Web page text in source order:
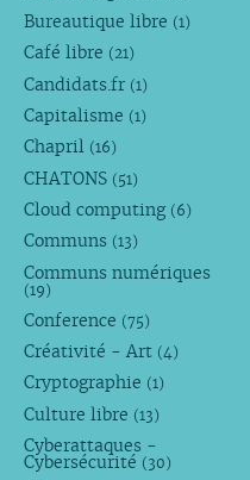
Bureautique libre (1)
Café libre (21)
Candidats.fr (1)
Capitalisme (1)
Chapril (16)
CHATONS (51)
Cloud computing (6)
Communs (13)
Communs numériques
(19)
Conference (75)
Créativité - Art (4)
Cryptographie (1)
Culture libre (13)
Cyberattaques -
Cybersécurité (30)